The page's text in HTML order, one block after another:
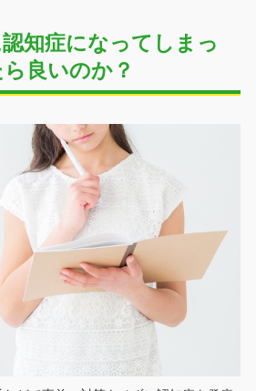
知症になってしまっ
良いのか？